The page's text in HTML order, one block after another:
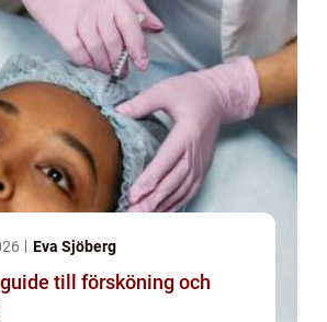
Eva Sjöberg
till försköning och